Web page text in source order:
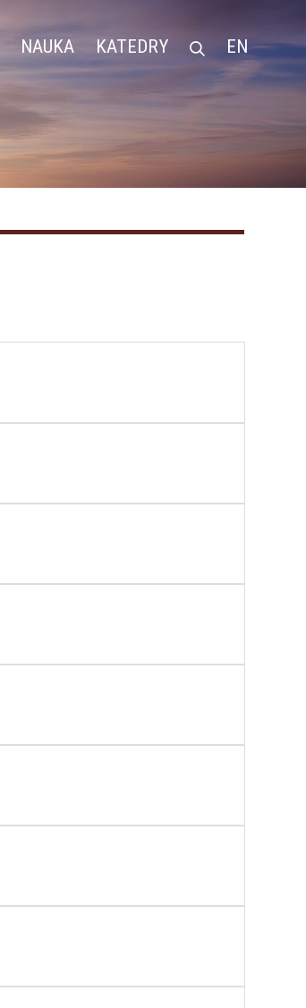
NAUKA KATEDRY EN